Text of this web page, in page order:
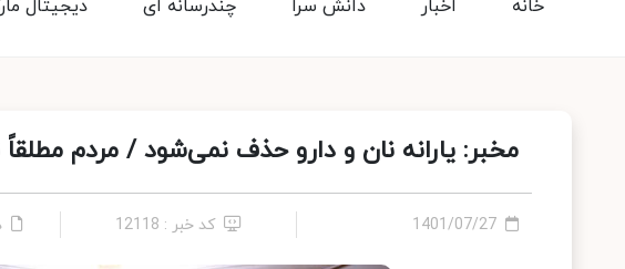
دیجیتال چندرسانه ای دانش سرا اخبار خانه
مخبر: یارانه نان و دارو حذف نمی‌شود / مردم
1401/07/27 کد خبر : 12118